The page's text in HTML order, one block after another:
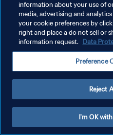
information about your use of
media, advertising and
your cookie preferences by
right and place a do not sell or
information request. Data
Preference
Reject
I'm OK